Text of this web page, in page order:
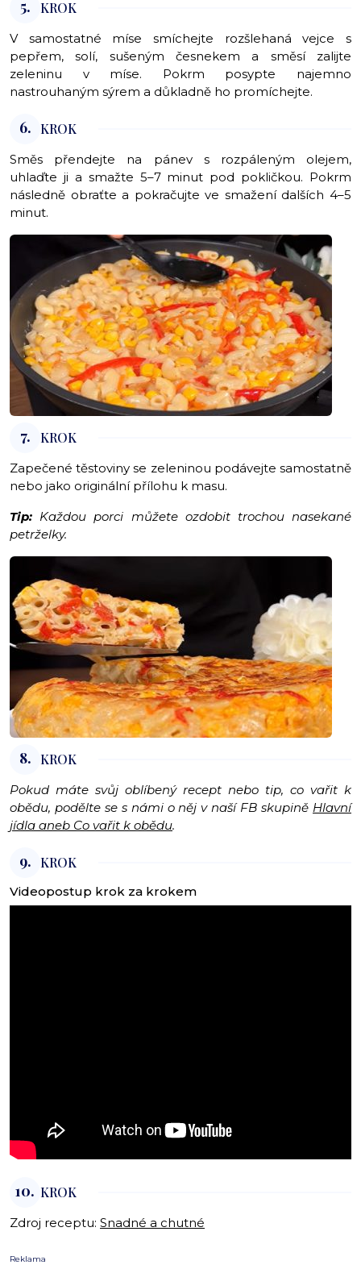
5. KROK
V samostatné míse smíchejte rozšlehaná vejce s
pepřem, solí, sušeným česnekem a směsí zalijte
zeleninu v míse. Pokrm posypte najemno
nastrouhaným sýrem a důkladně ho promíchejte.
6. KROK
Směs přendejte na pánev s rozpáleným olejem,
uhlaďte ji a smažte 5–7 minut pod pokličkou. Pokrm
následně obraťte a pokračujte ve smažení dalších 4–5
minut.
7. KROK
Zapečené těstoviny se zeleninou podávejte samostatně
nebo jako originální přílohu k masu.
Tip: Každou porci můžete ozdobit trochou nasekané
petrželky.
8. KROK
Pokud máte svůj oblíbený recept nebo tip, co vařit k
obědu, podělte se s námi o něj v naší FB skupině Hlavní
jídla aneb Co vařit k obědu.
9. KROK
Videopostup krok za krokem
10. KROK
Zdroj receptu: Snadné a chutné
Reklama